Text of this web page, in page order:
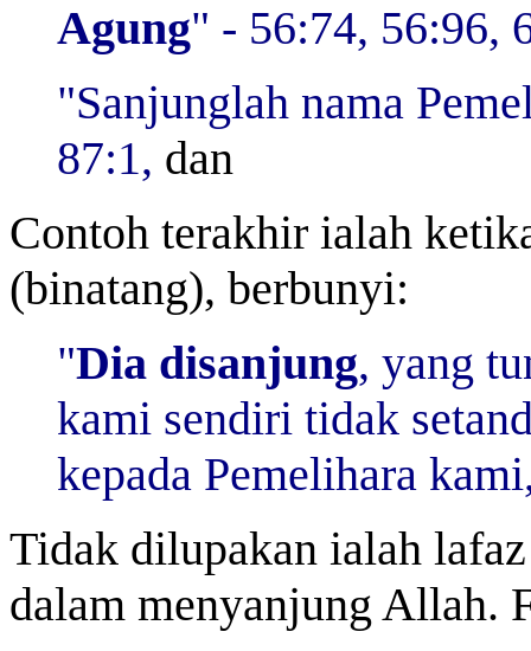
Agung" - 56:74, 56:96,
"Sanjunglah nama
87:1, dan
Contoh terakhir ialah
(binatang), berbunyi:
"Dia disanjung, yang
kami sendiri tidak
kepada Pemelihara
Tidak dilupakan ialah
dalam menyanjung Allah.